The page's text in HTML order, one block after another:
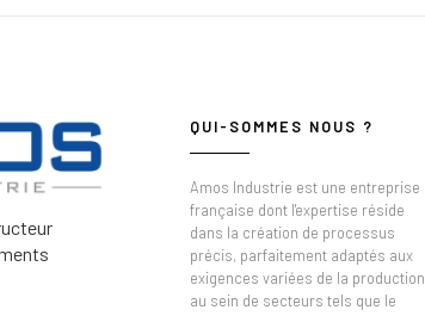
QUI-SOMMES NOUS ?
Amos Industrie est une entreprise
française dont l'expertise réside
dans la création de processus
précis, parfaitement adaptés aux
exigences variées de la production
au sein de secteurs tels que le